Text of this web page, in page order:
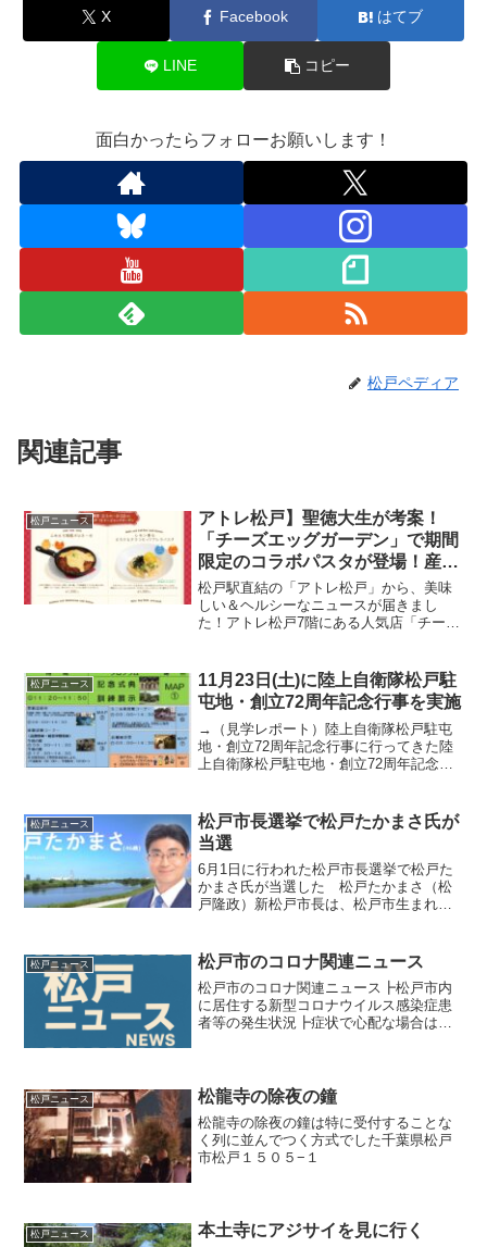
X Facebook はてブ
LINE コピー
面白かったらフォローお願いします！
松戸ペディア
関連記事
松戸ニュース
アトレ松戸】聖徳大生が考案！
「チーズエッグガーデン」で期間
限定のコラボパスタが登場！産学
連携第4弾
松戸駅直結の「アトレ松戸」から、美味
しい＆ヘルシーなニュースが届きまし
た！アトレ松戸7階にある人気店「チーズ
よるコラボレーションメニューが、2026
年2月1日（日）から...
松戸ニュース
11月23日(土)に陸上自衛隊松戸駐
屯地・創立72周年記念行事を実施
→（見学レポート）陸上自衛隊松戸駐屯
地・創立72周年記念行事に行ってきた陸
上自衛隊松戸駐屯地・創立72周年記念行
展示・体験試乗コーナー・ミニ電車試乗
コーナー・...
松戸ニュース
松戸市長選挙で松戸たかまさ氏が
当選
6月1日に行われた松戸市長選挙で松戸た
かまさ氏が当選した 松戸たかまさ（松
戸隆政）新松戸市長は、松戸市生まれ・
ましたが、こだま陣営は他陣営の5倍ほど
の運動員が動員され...
松戸ニュース 松戸市のコロナ関連ニュース
松戸市のコロナ関連ニュース┣松戸市内
に居住する新型コロナウイルス感染症患
者等の発生状況┣症状で心配な場合は→
ご家族の方へ（千葉県ホーム...
松戸ニュース 松龍寺の除夜の鐘
松龍寺の除夜の鐘は特に受付することな
く列に並んでつく方式でした千葉県松戸
市松戸１５０５−１
松戸ニュース 本土寺にアジサイを見に行く